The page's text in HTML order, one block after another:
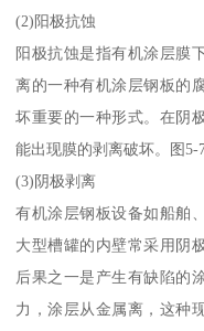
(2)阳极抗蚀
阳极抗蚀是指有机涂层膜
离的一种有机涂层钢板的
坏重要的一种形式。在阴
能出现膜的剥离破坏。图5-
(3)阴极剥离
有机涂层钢板设备如船舶
大型槽罐的内壁常采用阴
后果之一是产生有缺陷的
力，涂层从金属离，这种